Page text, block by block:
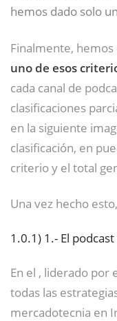
hemos dado solo
Finalmente,
uno de esos
cada canal de
clasificaciones
en la siguiente
clasificación, en
criterio y el total
Una vez hecho
1.0.1) 1.- El
En el , liderado por
todas las
mercadotecnia en